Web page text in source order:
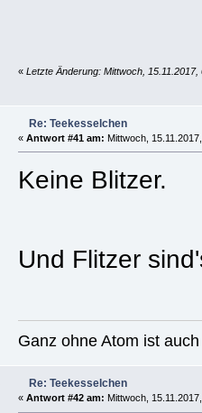
«Letzte Änderung: Mittwoch, 15.11.2017,
Re: Teekesselchen
«Antwort #41 am: Mittwoch,
Keine Blitzer.
Und Flitzer
Ganz ohne Atom ist
Re: Teekesselchen
«Antwort #42 am: Mittwoch,